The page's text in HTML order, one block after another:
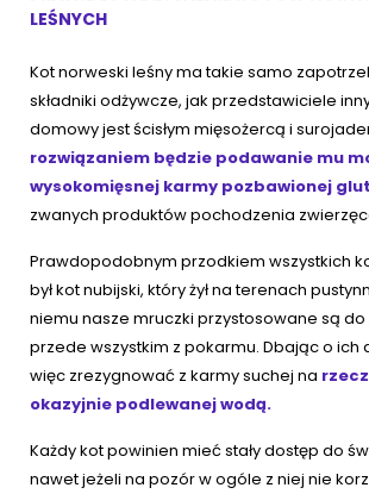
LEŚNYCH
Kot norweski leśny ma takie samo
składniki odżywcze, jak przedstawiciele
domowy jest ścisłym mięsożercą i
rozwiązaniem będzie podawanie mu
wysokomięsnej karmy pozbawionej
zwanych produktów pochodzenia
Prawdopodobnym przodkiem wszystkich
był kot nubijski, który żył na terenach
niemu nasze mruczki przystosowane są
przede wszystkim z pokarmu. Dbając o ich
więc zrezygnować z karmy suchej na
okazyjnie podlewanej wodą.
Każdy kot powinien mieć stały dostęp do
nawet jeżeli na pozór w ogóle z niej nie